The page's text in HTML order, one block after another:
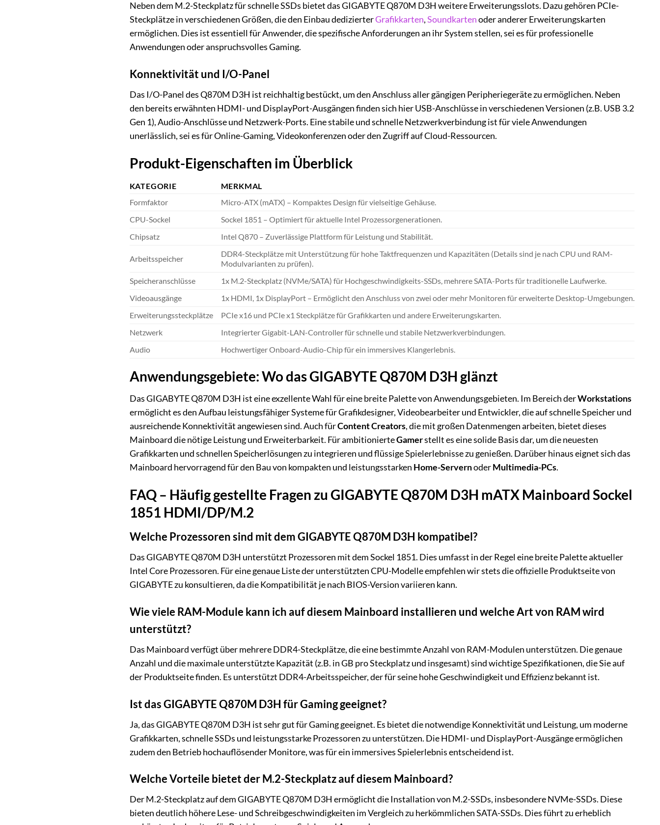
Neben dem M.2-Steckplatz für schnelle SSDs bietet das GIGABYTE Q870M D3H weitere Erweiterungsslots. Dazu gehören PCIe-
Steckplätze in verschiedenen Größen, die den Einbau dedizierterGrafikkarten,Soundkartenoder anderer Erweiterungskarten
ermöglichen. Dies ist essentiell für Anwender, die spezifische Anforderungen an ihr System stellen, sei es für professionelle
Anwendungen oder anspruchsvolles Gaming.
Konnektivität und I/O-Panel
Das I/O-Panel des Q870M D3H ist reichhaltig bestückt, um den Anschluss aller gängigen Peripheriegeräte zu ermöglichen. Neben
den bereits erwähnten HDMI- und DisplayPort-Ausgängen finden sich hier USB-Anschlüsse in verschiedenen Versionen (z.B. USB 3.2
Gen 1), Audio-Anschlüsse und Netzwerk-Ports. Eine stabile und schnelle Netzwerkverbindung ist für viele Anwendungen
unerlässlich, sei es für Online-Gaming, Videokonferenzen oder den Zugriff auf Cloud-Ressourcen.
Produkt-Eigenschaften im Überblick
KATEGORIE
MERKMAL
Formfaktor
Micro-ATX (mATX) – Kompaktes Design für vielseitige Gehäuse.
CPU-Sockel
Sockel 1851 – Optimiert für aktuelle Intel Prozessorgenerationen.
Chipsatz
Intel Q870 – Zuverlässige Plattform für Leistung und Stabilität.
Arbeitsspeicher
DDR4-Steckplätze mit Unterstützung für hohe Taktfrequenzen und Kapazitäten (Details sind je nach CPU und RAM-
Modulvarianten zu prüfen).
Speicheranschlüsse
1x M.2-Steckplatz (NVMe/SATA) für Hochgeschwindigkeits-SSDs, mehrere SATA-Ports für traditionelle Laufwerke.
Videoausgänge
1x HDMI, 1x DisplayPort – Ermöglicht den Anschluss von zwei oder mehr Monitoren für erweiterte Desktop-Umgebungen.
Erweiterungssteckplätze
PCIe x16 und PCIe x1 Steckplätze für Grafikkarten und andere Erweiterungskarten.
Netzwerk
Integrierter Gigabit-LAN-Controller für schnelle und stabile Netzwerkverbindungen.
Audio
Hochwertiger Onboard-Audio-Chip für ein immersives Klangerlebnis.
Anwendungsgebiete: Wo das GIGABYTE Q870M D3H glänzt
Das GIGABYTE Q870M D3H ist eine exzellente Wahl für eine breite Palette von Anwendungsgebieten. Im Bereich derWorkstations
ermöglicht es den Aufbau leistungsfähiger Systeme für Grafikdesigner, Videobearbeiter und Entwickler, die auf schnelle Speicher und
ausreichende Konnektivität angewiesen sind. Auch fürContent Creators, die mit großen Datenmengen arbeiten, bietet dieses
Mainboard die nötige Leistung und Erweiterbarkeit. Für ambitionierteGamerstellt es eine solide Basis dar, um die neuesten
Grafikkarten und schnellen Speicherlösungen zu integrieren und flüssige Spielerlebnisse zu genießen. Darüber hinaus eignet sich das
Mainboard hervorragend für den Bau von kompakten und leistungsstarken Home-ServernoderMultimedia-PCs.
FAQ – Häufig gestellte Fragen zu GIGABYTE Q870M D3H mATX Mainboard Sockel
1851 HDMI/DP/M.2
Welche Prozessoren sind mit dem GIGABYTE Q870M D3H kompatibel?
Das GIGABYTE Q870M D3H unterstützt Prozessoren mit dem Sockel 1851. Dies umfasst in der Regel eine breite Palette aktueller
Intel Core Prozessoren. Für eine genaue Liste der unterstützten CPU-Modelle empfehlen wir stets die offizielle Produktseite von
GIGABYTE zu konsultieren, da die Kompatibilität je nach BIOS-Version variieren kann.
Wie viele RAM-Module kann ich auf diesem Mainboard installieren und welche Art von RAM wird
unterstützt?
Das Mainboard verfügt über mehrere DDR4-Steckplätze, die eine bestimmte Anzahl von RAM-Modulen unterstützen. Die genaue
Anzahl und die maximale unterstützte Kapazität (z.B. in GB pro Steckplatz und insgesamt) sind wichtige Spezifikationen, die Sie auf
der Produktseite finden. Es unterstützt DDR4-Arbeitsspeicher, der für seine hohe Geschwindigkeit und Effizienz bekannt ist.
Ist das GIGABYTE Q870M D3H für Gaming geeignet?
Ja, das GIGABYTE Q870M D3H ist sehr gut für Gaming geeignet. Es bietet die notwendige Konnektivität und Leistung, um moderne
Grafikkarten, schnelle SSDs und leistungsstarke Prozessoren zu unterstützen. Die HDMI- und DisplayPort-Ausgänge ermöglichen
zudem den Betrieb hochauflösender Monitore, was für ein immersives Spielerlebnis entscheidend ist.
Welche Vorteile bietet der M.2-Steckplatz auf diesem Mainboard?
Der M.2-Steckplatz auf dem GIGABYTE Q870M D3H ermöglicht die Installation von M.2-SSDs, insbesondere NVMe-SSDs. Diese
bieten deutlich höhere Lese- und Schreibgeschwindigkeiten im Vergleich zu herkömmlichen SATA-SSDs. Dies führt zu erheblich